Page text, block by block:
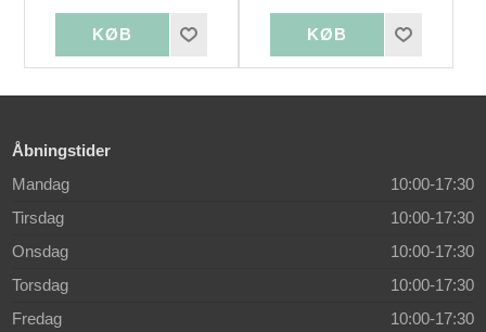
Åbningstider
Mandag
10:00-17:30
Tirsdag
10:00-17:30
Onsdag
10:00-17:30
Torsdag
10:00-17:30
Fredag
10:00-17:30